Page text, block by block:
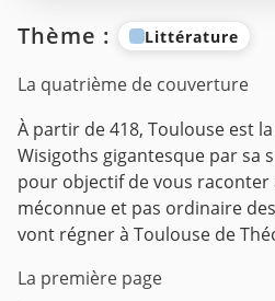
Thème : Littérature
La quatrième de couverture
À partir de 418, Toulouse est
Wisigoths gigantesque par sa
pour objectif de vous raconter
méconnue et pas ordinaire
vont régner à Toulouse de
La première page